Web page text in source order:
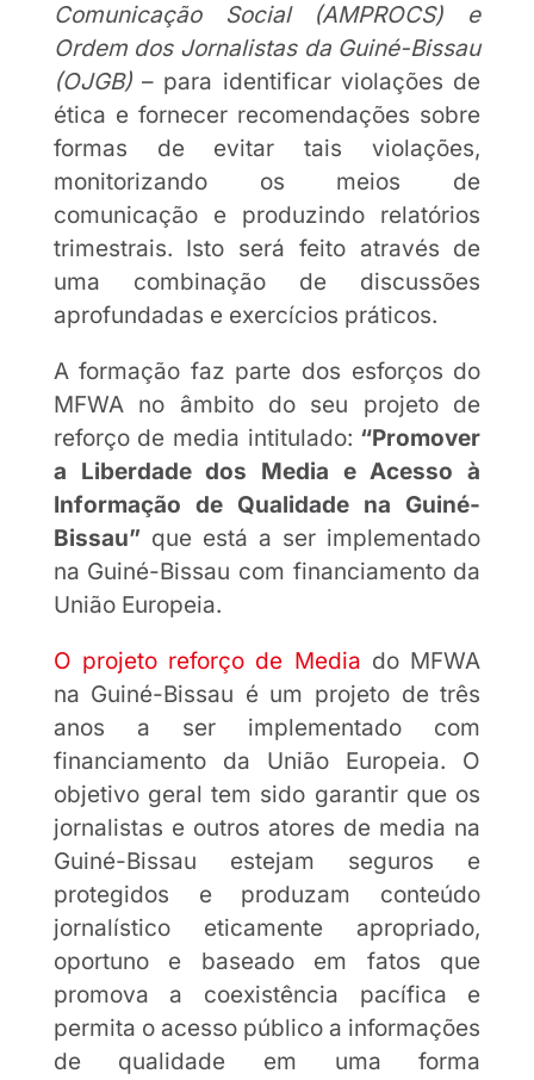
Comunicação Social (AMPROCS) e
Ordem dos Jornalistas da Guiné-Bissau
(OJGB)– para identificar violações de
ética e fornecer recomendações sobre
formas de evitar tais violações,
monitorizando os meios de
comunicação e produzindo relatórios
trimestrais. Isto será feito através de
uma combinação de discussões
aprofundadas e exercícios práticos.
A formação faz parte dos esforços do
MFWA no âmbito do seu projeto de
reforço de media intitulado: “Promover
a Liberdade dos Media e Acesso à
Informação de Qualidade na Guiné-
Bissau”que está a ser implementado
na Guiné-Bissau com financiamento da
União Europeia.
O projeto reforço de Media do MFWA
na Guiné-Bissau é um projeto de três
anos a ser implementado com
financiamento da União Europeia. O
objetivo geral tem sido garantir que os
jornalistas e outros atores de media na
Guiné-Bissau estejam seguros e
protegidos e produzam conteúdo
jornalístico eticamente apropriado,
oportuno e baseado em fatos que
promova a coexistência pacífica e
permita o acesso público a informações
de qualidade em uma forma